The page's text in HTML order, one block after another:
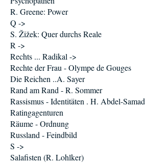
R. Greene: Power
Q ->
S. Žižek: Quer durchs Reale
R ->
Rechts ... Radikal ->
Rechte der Frau - Olympe de Gouges
Die Reichen ..A. Sayer
Rand am Rand - R. Sommer
Rassismus - Identitäten . H. Abdel-Samad
Ratingagenturen
Räume - Ordnung
Russland - Feindbild
S ->
Salafisten (R. Lohlker)